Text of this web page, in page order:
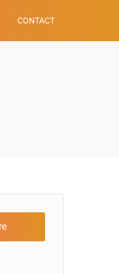
CONTACT